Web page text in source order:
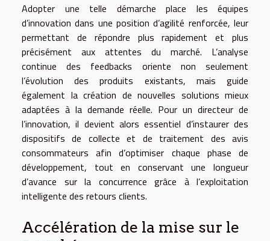
Adopter une telle démarche place les équipes
d’innovation dans une position d’agilité renforcée, leur
permettant de répondre plus rapidement et plus
précisément aux attentes du marché. L’analyse
continue des feedbacks oriente non seulement
l’évolution des produits existants, mais guide
également la création de nouvelles solutions mieux
adaptées à la demande réelle. Pour un directeur de
l’innovation, il devient alors essentiel d’instaurer des
dispositifs de collecte et de traitement des avis
consommateurs afin d’optimiser chaque phase de
développement, tout en conservant une longueur
d’avance sur la concurrence grâce à l’exploitation
intelligente des retours clients.
Accélération de la mise sur le